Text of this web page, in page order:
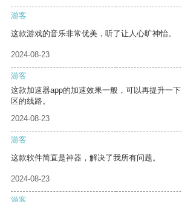
游客
这款游戏的音乐非常优美，听了让人心旷神怡。
2024-08-23
游客
这款加速器app的加速效果一般，可以再提升一
区的线路。
2024-08-23
游客
这款软件简直是神器，解决了我所有问题。
2024-08-23
游客